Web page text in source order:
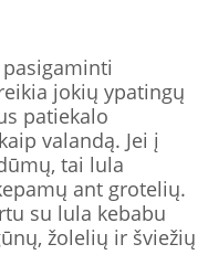
jokių ypatingų
patiekalo
valandą. Jei į
tai lula
ant grotelių.
su lula kebabu
žolelių ir šviežių